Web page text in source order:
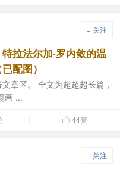
+ 关注
拉法尔加·罗内敛的温
配图）
章区。 全文为超超超长篇，
画 ...
 44赞
+ 关注